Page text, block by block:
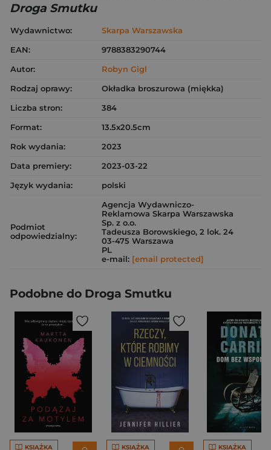
Droga Smutku
Wydawnictwo:
Skarpa Warszawska
EAN:
9788383290744
Autor:
Robyn Gigl
Rodzaj oprawy:
Okładka broszurowa (miękka)
Liczba stron:
384
Format:
13.5x20.5cm
Rok wydania:
2023
Data premiery:
2023-03-22
Język wydania:
polski
Podmiot
odpowiedzialny:
Agencja Wydawniczo-
Reklamowa Skarpa Warszawska
Sp. z o.o.
Tadeusza Borowskiego, 2 lok. 24
03-475 Warszawa
PL
e-mail: [email protected]
Podobne do Droga Smutku
KSIĄŻKA KSIĄŻKA KSIĄŻKA